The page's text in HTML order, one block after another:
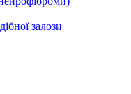
залози